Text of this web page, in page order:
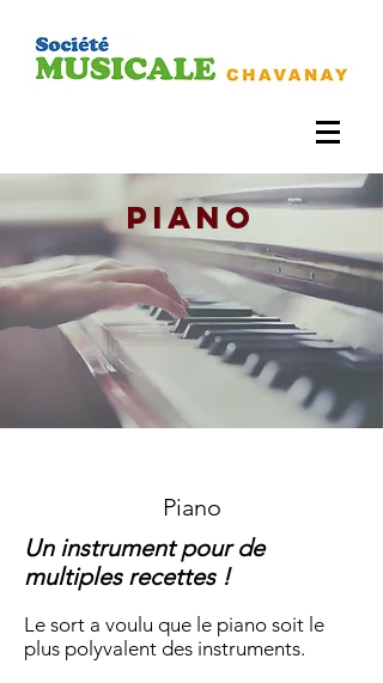
piano
Piano
Un instrument pour de
multiples recettes !
Le sort a voulu que le piano soit le
plus polyvalent des instruments.